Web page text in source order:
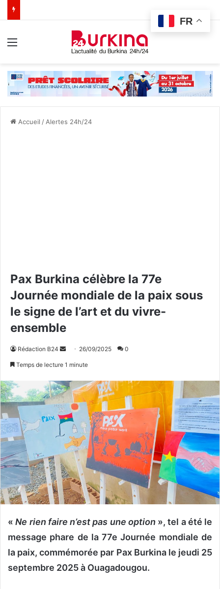
Accueil / Alertes 24h/24
Pax Burkina célèbre la 77e
Journée mondiale de la paix sous
le signe de l’art et du vivre-
ensemble
Rédaction B24
o
r
n
c
o
u
r
r
e
l
26/09/2025 0
Temps de lecture 1 minute
« Ne rien faire n’est pas une option », tel a été le
message phare de la 77e Journée mondiale de
la paix, commémorée par Pax Burkina le jeudi 25
septembre 2025 à Ouagadougou.
FR